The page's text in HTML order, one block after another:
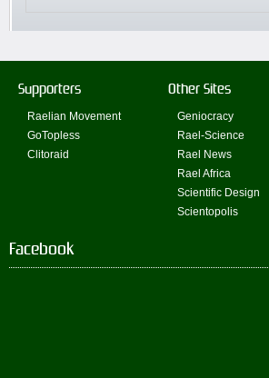
Supporters
Raelian Movement
GoTopless
Clitoraid
Other Sites
Geniocracy
Rael-Science
Rael News
Rael Africa
Scientific Design
Scientopolis
Facebook